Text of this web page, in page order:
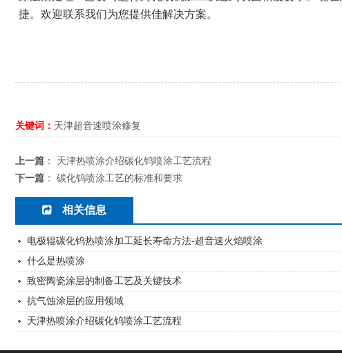
捷。欢迎联系我们为您提供佳解决方案。
关键词： 天津超音速喷涂修复
上一篇 ： 天津热喷涂介绍碳化钨喷涂工艺流程
下一篇 ： 碳化钨喷涂工艺的标准和要求
相关信息
电极辊碳化钨热喷涂加工延长寿命方法-超音速火焰喷涂
什么是热喷涂
致密陶瓷涂层的制备工艺及关键技术
抗气蚀涂层的应用领域
天津热喷涂介绍碳化钨喷涂工艺流程